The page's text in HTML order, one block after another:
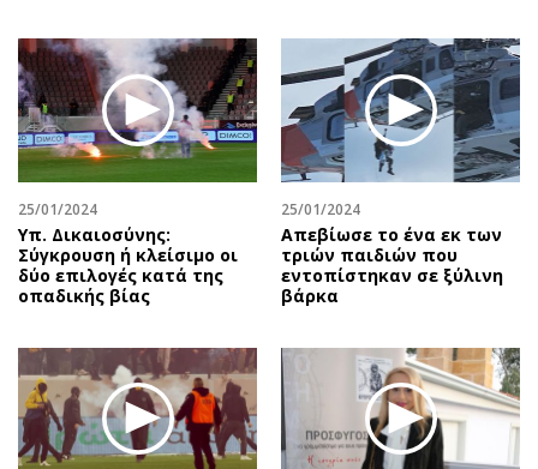
25/01/2024
Υπ. Δικαιοσύνης:
Σύγκρουση ή κλείσιμο οι
δύο επιλογές κατά της
οπαδικής βίας
25/01/2024
Απεβίωσε το ένα εκ των
τριών παιδιών που
εντοπίστηκαν σε ξύλινη
βάρκα